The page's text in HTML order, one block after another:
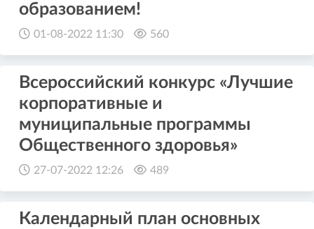
образованием!
01-08-2022 11:30 560
Всероссийский конкурс «Лучшие
корпоративные и
муниципальные программы
Общественного здоровья»
27-07-2022 12:26 489
Календарный план основных